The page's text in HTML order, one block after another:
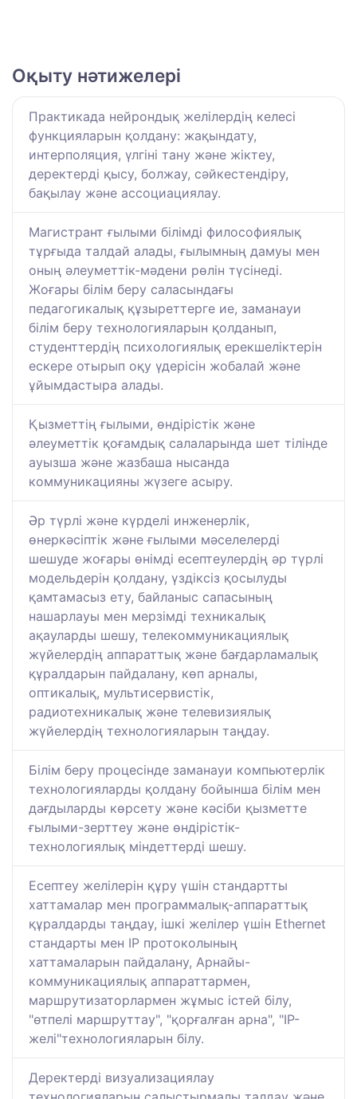
Оқыту нәтижелері
Практикада нейрондық желілердің келесі
функцияларын қолдану: жақындату,
интерполяция, үлгіні тану және жіктеу,
деректерді қысу, болжау, сәйкестендіру,
бақылау және ассоциациялау.
Магистрант ғылыми білімді философиялық
тұрғыда талдай алады, ғылымның дамуы мен
оның әлеуметтік-мәдени рөлін түсінеді.
Жоғары білім беру саласындағы
педагогикалық құзыреттерге ие, заманауи
білім беру технологияларын қолданып,
студенттердің психологиялық ерекшеліктерін
ескере отырып оқу үдерісін жобалай және
ұйымдастыра алады.
Қызметтің ғылыми, өндірістік және
әлеуметтік қоғамдық салаларында шет тілінде
ауызша және жазбаша нысанда
коммуникацияны жүзеге асыру.
Әр түрлі және күрделі инженерлік,
өнеркәсіптік және ғылыми мәселелерді
шешуде жоғары өнімді есептеулердің әр түрлі
модельдерін қолдану, үздіксіз қосылуды
қамтамасыз ету, байланыс сапасының
нашарлауы мен мерзімді техникалық
ақауларды шешу, телекоммуникациялық
жүйелердің аппараттық және бағдарламалық
құралдарын пайдалану, көп арналы,
оптикалық, мультисервистік,
радиотехникалық және телевизиялық
жүйелердің технологияларын таңдау.
Білім беру процесінде заманауи компьютерлік
технологияларды қолдану бойынша білім мен
дағдыларды көрсету және кәсіби қызметте
ғылыми-зерттеу және өндірістік-
технологиялық міндеттерді шешу.
Есептеу желілерін құру үшін стандартты
хаттамалар мен программалық-аппараттық
құралдарды таңдау, ішкі желілер үшін Ethernet
стандарты мен IP протоколының
хаттамаларын пайдалану, Арнайы-
коммуникациялық аппараттармен,
маршрутизаторлармен жұмыс істей білу,
"өтпелі маршруттау", "қорғалған арна", "IP-
желі"технологияларын білу.
Деректерді визуализациялау